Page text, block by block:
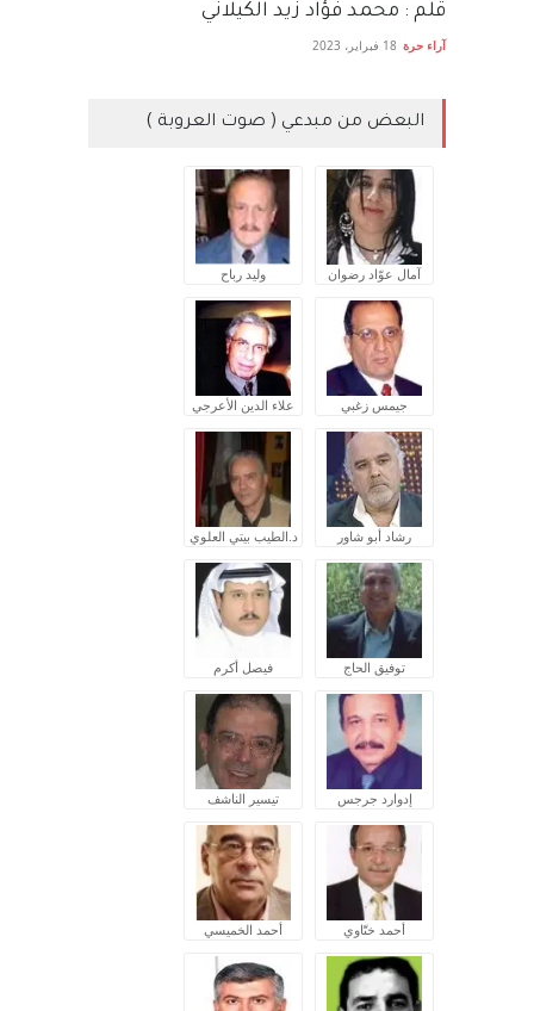
قلم : محمد فؤاد زيد الكيلاني
آراء حرة 18 فبراير، 2023
البعض من مبدعي ( صوت العروبة )
آمال عوّاد رضوان وليد رباح
جيمس زغبي علاء الدين الأعرجي
رشاد أبو شاور د.الطيب بيتي العلوي
توفيق الحاج فيصل أكرم
إدوارد جرجس تيسير الناشف
أحمد ختّاوي أحمد الخميسي